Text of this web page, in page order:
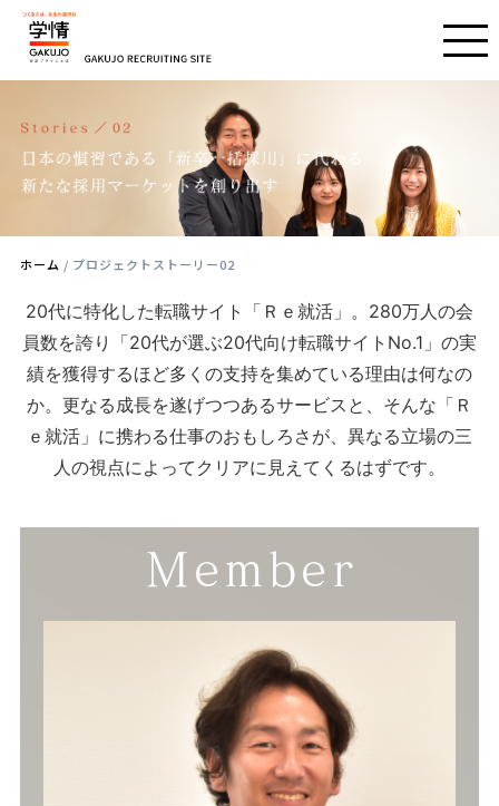
ホーム / プロジェクトストーリー02
20代に特化した転職サイト「Ｒｅ就活」。280万人の会
員数を誇り「20代が選ぶ20代向け転職サイトNo.1」の実
績を獲得するほど多くの支持を集めている理由は何なの
か。更なる成長を遂げつつあるサービスと、そんな「Ｒ
ｅ就活」に携わる仕事のおもしろさが、異なる立場の三
人の視点によってクリアに見えてくるはずです。